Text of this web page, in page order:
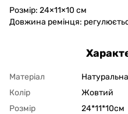
Розмір: 24×11×10 см
Довжина ремінця:
Матеріал
Колір
Жовтий
Розмір
24*11*10см